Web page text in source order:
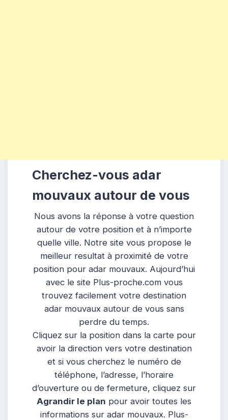
Cherchez-vous adar
mouvaux autour de vous
Nous avons la réponse à votre question
autour de votre position et à n’importe
quelle ville. Notre site vous propose le
meilleur resultat à proximité de votre
position pour adar mouvaux. Aujourd’hui
avec le site Plus-proche.com vous
trouvez facilement votre destination
adar mouvaux autour de vous sans
perdre du temps.
Cliquez sur la position dans la carte pour
avoir la direction vers votre destination
et si vous cherchez le numéro de
téléphone, l’adresse, l’horaire
d’ouverture ou de fermeture, cliquez sur
Agrandir le plan pour avoir toutes les
informations sur adar mouvaux. Plus-